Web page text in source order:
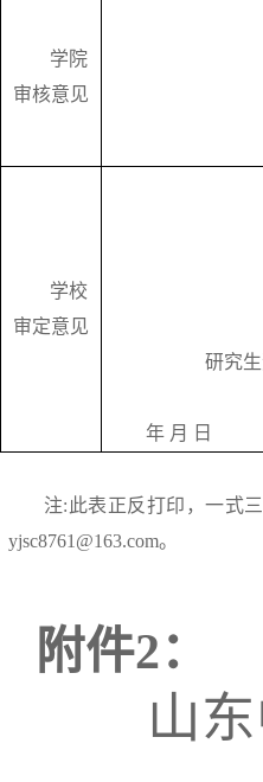
学院
审核意见
学校
审定意见
研究
年 月 日
注: 此表正反打印，一式
yjsc8761@163.com。
附件2：
山